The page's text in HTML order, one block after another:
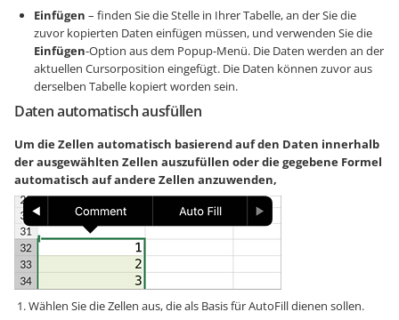
Einfügen – finden Sie die Stelle in Ihrer Tabelle, an der Sie die
zuvor kopierten Daten einfügen müssen, und verwenden Sie die
Einfügen-Option aus dem Popup-Menü. Die Daten werden an der
aktuellen Cursorposition eingefügt. Die Daten können zuvor aus
derselben Tabelle kopiert worden sein.
Daten automatisch ausfüllen
Um die Zellen automatisch basierend auf den Daten innerhalb
der ausgewählten Zellen auszufüllen oder die gegebene Formel
automatisch auf andere Zellen anzuwenden,
Wählen Sie die Zellen aus, die als Basis für AutoFill dienen sollen.